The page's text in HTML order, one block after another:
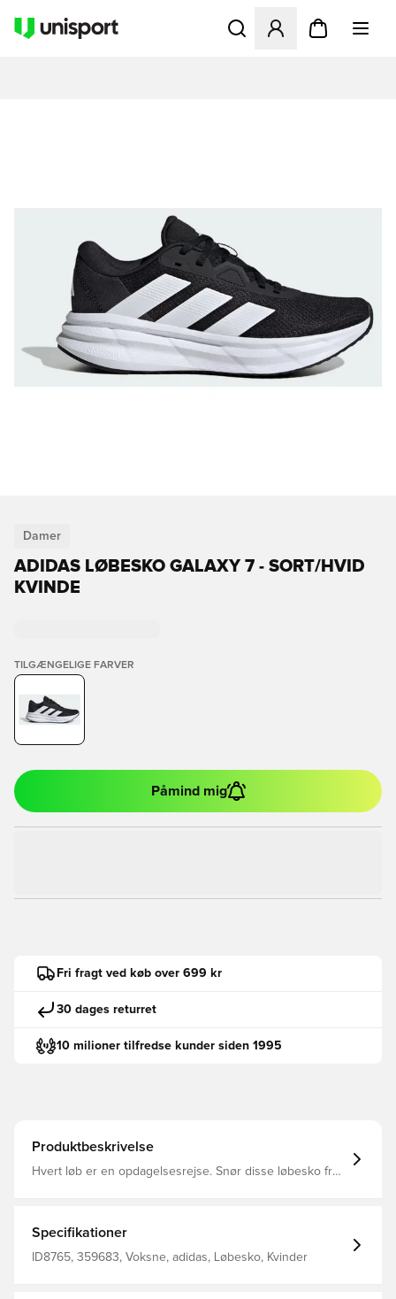
Åbner en Modal til at
Damer
ADIDAS LØBESKO GALAXY 7 - SORT/HVID
KVINDE
TILGÆNGELIGE FARVER
Påmind mig
Fri fragt ved køb over 699 kr
30 dages returret
10 milioner tilfredse kunder siden 1995
Produktbeskrivelse
Hvert løb er en opdagelsesrejse. Snør disse løbesko fra
tekstiloverdel giver en støttende følelse fra dine første
baner til din første 5K. Almindelig pasform Snørelukning
Tekstiloverdel For i tekstil Cloudfoam-mellemsål Ydersål i
Specifikationer
ID8765, 359683, Voksne, adidas, Løbesko, Kvinder